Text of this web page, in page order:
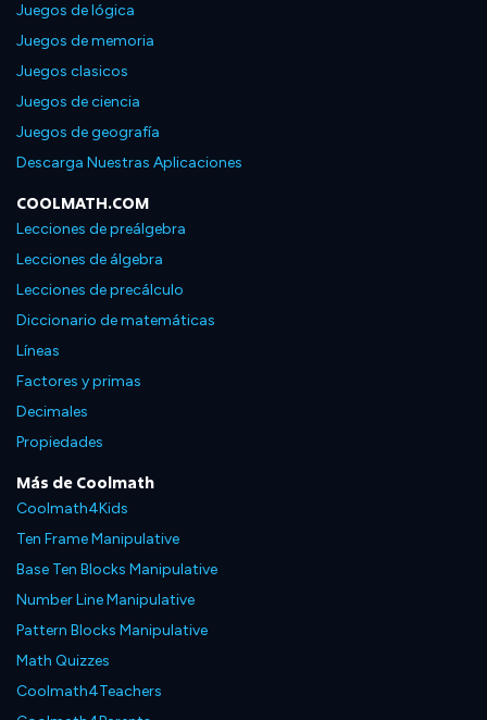
Juegos de lógica
Juegos de memoria
Juegos clasicos
Juegos de ciencia
Juegos de geografía
Descarga Nuestras Aplicaciones
COOLMATH.COM
Lecciones de preálgebra
Lecciones de álgebra
Lecciones de precálculo
Diccionario de matemáticas
Líneas
Factores y primas
Decimales
Propiedades
Más de Coolmath
Coolmath4Kids
Ten Frame Manipulative
Base Ten Blocks Manipulative
Number Line Manipulative
Pattern Blocks Manipulative
Math Quizzes
Coolmath4Teachers